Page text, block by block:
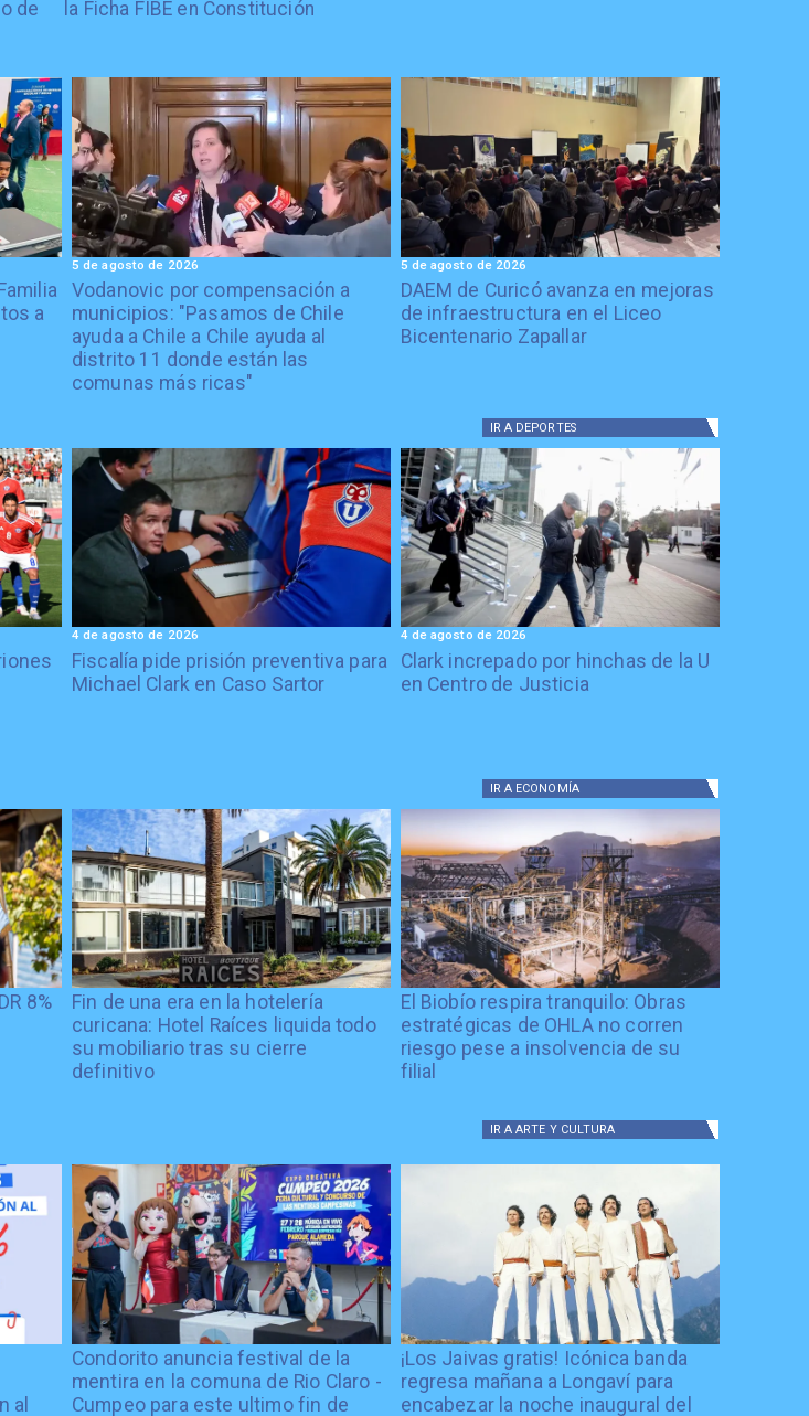
de
la Ficha FIBE en Constitución
a
Vodanovic por compensación a
municipios: "Pasamos de Chile
ayuda a Chile a Chile ayuda al
distrito 11 donde están las
comunas más ricas"
5 de agosto de 2026
DAEM de Curicó avanza en mejoras
de infraestructura en el Liceo
Bicentenario Zapallar
5 de agosto de 2026
IR A DEPORTES
Fiscalía pide prisión preventiva para
Michael Clark en Caso Sartor
4 de agosto de 2026
Clark increpado por hinchas de la U
en Centro de Justicia
4 de agosto de 2026
IR A ECONOMÍA
8%
Fin de una era en la hotelería
curicana: Hotel Raíces liquida todo
su mobiliario tras su cierre
definitivo
El Biobío respira tranquilo: Obras
estratégicas de OHLA no corren
riesgo pese a insolvencia de su
filial
IR A ARTE Y CULTURA
al
Condorito anuncia festival de la
mentira en la comuna de Rio Claro -
Cumpeo para este ultimo fin de
¡Los Jaivas gratis! Icónica banda
regresa mañana a Longaví para
encabezar la noche inaugural del